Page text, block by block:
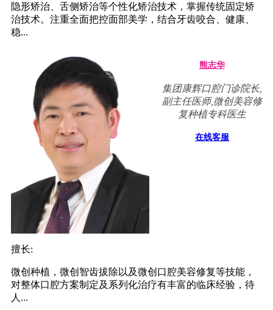
隐形矫治、舌侧矫治等个性化矫治技术，掌握传统固定矫
治技术。注重全面把控面部美学，结合牙齿咬合、健康、
稳...
熊志华
集团康辉口腔门诊院长,
副主任医师,微创美容修
复种植专科医生
在线客服
擅长:
微创种植，微创智齿拔除以及微创口腔美容修复等技能，
对整体口腔方案制定及系列化治疗有丰富的临床经验，待
人...